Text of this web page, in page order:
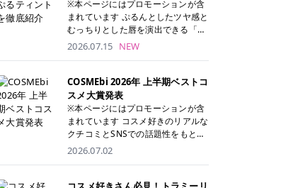
た、保湿成分を豊富に配合した商品
が多く、拭き取り後にそのまま部分
用パックとして使えるトナーパッド
も増えています。 一方、拭き取り化
粧水は液体タイプのため、コットン
整しやすく、お気に入りの化粧水を
使いたい方やコストを抑えて続けた
い方にもおすすめです。 トナーパッ
ドのメリット トナーパッドは、角質
ケア・保湿ケア・部分用パックまで
1枚で行える便利なスキンケアアイ
テムです。 ここでは、トナーパッド
込)/5回 肌への負担に配慮しなが
ら、コストパフォーマンスも重視し
たい方に！ メディオスターモノリス
メディオスターNeXT PRO 公式サイ
ト> レジーナクリニック 52,800円
(税込)/5回 99,000円(税込)/5回 ジェ
ントルシリーズを選べるため、脱毛
機にこだわりたい方におすすめ！ ジ
ェントルマックスプロ ジェントルマ
ックスプロプラス ジェントルレーズ
プロ ソプラノチタニウム 公式サイ
ト> エミナルクリニック 49,500円
(税込)/6回 93,500円(税込)/6回 エミ
なステップを分かりやすく解説しま
す。 これから手軽に全身医療脱毛を
後までチェックして、ご自身にぴっ
ください！ クリニック 全身＋VIO
全身＋VIO＋顔 特徴 脱毛器 詳細 フ
レイアクリニック 52,800円(税込)/5
回 94,600円(税込)/5回 肌への負担
に配慮しながら、コストパフォーマ
ンスも重視したい方に！ メディオス
ターモノリス メディオスターNeXT
PRO 公式サイト> レジーナクリニッ
ク 52,800円(税込)/5回 99,000円(税
※本ページにはプロモーションが含
まれています ぷるんとしたツヤ感と
むっちりとした唇を演出できる「C
ANMAKE（キャンメイク）むちぷる
湿ケアも叶えられることから、SNS
でも話題の人気リップです。 「自分
にはどのカラーが似合う？」「イエ
ベ・ブルベ別のおすすめは？」と気
になっている方も多いのではないで
とともにご紹介！それぞれの色味や
なメイクに合うのかまで詳しく解説
2026.07.15 NEW
COSMEbi 2026年 上半期ベストコ
スメ大賞発表
※本ページにはプロモーションが含
まれています コスメ好きのリアルな
クチコミとSNSでの話題性をもとに
選出された、COSMEbi 2026年上半
た名品たちを、カテゴリ別にご紹介
2026.07.02